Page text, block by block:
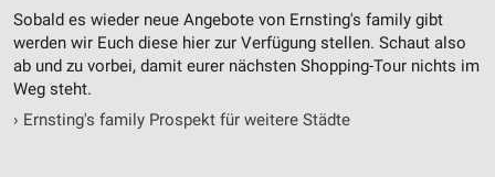
Sobald es wieder neue Angebote von Ernsting's family gibt
werden wir Euch diese hier zur Verfügung stellen. Schaut also
ab und zu vorbei, damit eurer nächsten Shopping-Tour nichts im
Weg steht.
› Ernsting's family Prospekt für weitere Städte